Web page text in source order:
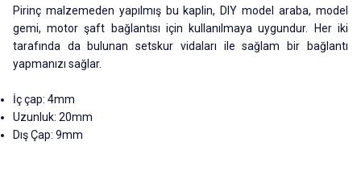
Pirinç malzemeden yapılmış bu kaplin, DIY model araba, model
gemi, motor şaft bağlantısı için kullanılmaya uygundur. Her iki
tarafında da bulunan setskur vidaları ile sağlam bir bağlantı
yapmanızı sağlar.
İç çap: 4mm
Uzunluk: 20mm
Dış Çap: 9mm